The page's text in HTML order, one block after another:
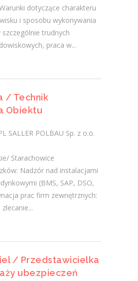
dotyczące charakteru
i sposobu wykonywania
trudnych
praca w...
/ Technik
Obiektu
SALLER POLBAU Sp. z o.o.
Starachowice
Nadzór nad instalacjami
(BMS, SAP, DSO,
prac firm zewnętrznych:
/ Przedstawicielka
ubezpieczeń